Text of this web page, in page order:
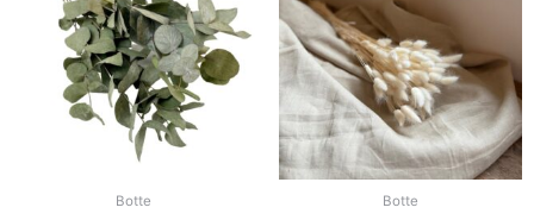
Botte Botte